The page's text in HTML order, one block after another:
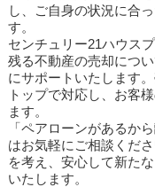
し、ご自身の状況に合
す。
センチュリー21ハウス
残る不動産の売却につ
にサポートいたします
トップで対応し、お客
ます。
「ペアローンがあるか
はお気軽にご相談くだ
を考え、安心して新た
いたします。